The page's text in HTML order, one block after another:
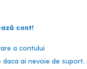
cont!
a contului
daca ai nevoie de suport.